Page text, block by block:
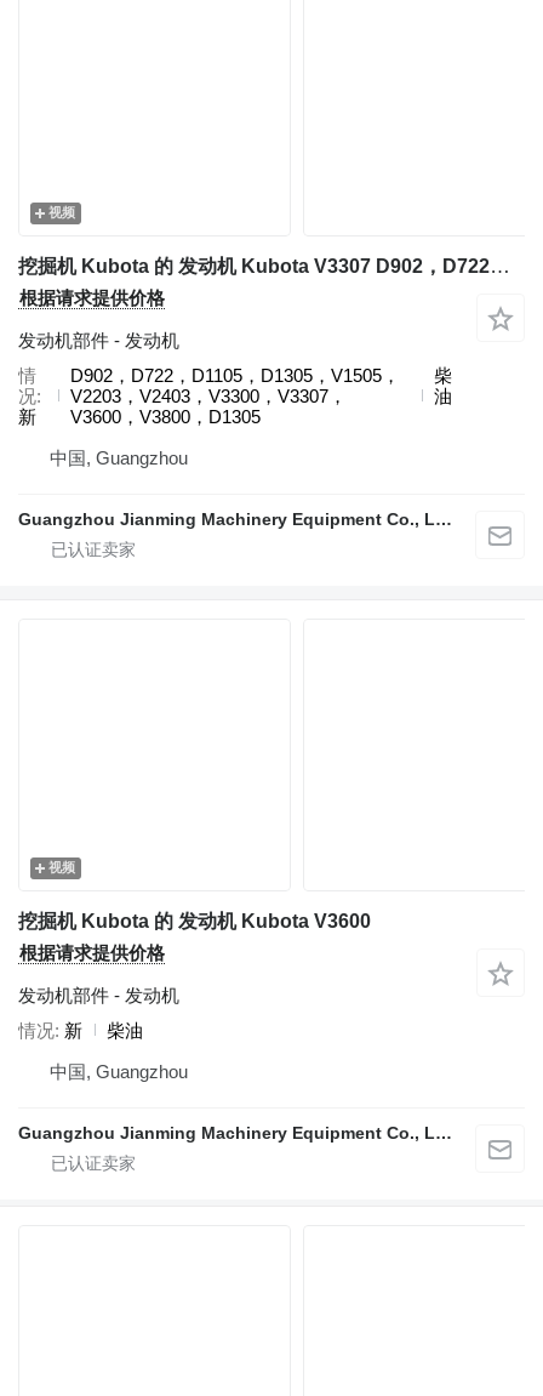
视频
挖掘机 Kubota 的 发动机 Kubota V3307 D902，D722，D1105，D1305，V1505，V2203，V2403，V3300，V3307，V3600，V3800，D1305
根据请求提供价格
发动机部件 - 发动机
情
况
新
D902，D722，D1105，D1305，V1505，
V2203，V2403，V3300，V3307，
V3600，V3800，D1305
柴
油
中国, Guangzhou
Guangzhou Jianming Machinery Equipment Co., Ltd.
视频
挖掘机 Kubota 的 发动机 Kubota V3600
根据请求提供价格
发动机部件 - 发动机
情况 新
柴油
中国, Guangzhou
Guangzhou Jianming Machinery Equipment Co., Ltd.